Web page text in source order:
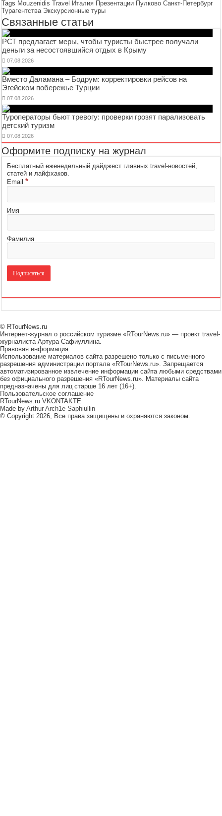
Tags Mouzenidis Travel Италия Презентации Пулково Санкт-Петербург
Турагентства Экскурсионные туры
Связанные статьи
РСТ предлагает меры, чтобы туристы быстрее получали
деньги за несостоявшийся отдых в Крыму
07.08.2026
Вместо Даламана – Бодрум: корректировки рейсов на
Эгейском побережье Турции
07.08.2026
Туроператоры бьют тревогу: проверки грозят парализовать
детский туризм
07.08.2026
Оформите подписку на журнал
Бесплатный еженедельный дайджест главных travel-новостей,
статей и лайфхаков.
Email*
Имя
Фамилия
© RTourNews.ru
Интернет-журнал о российском туризме «RTourNews.ru» — проект travel-
журналиста Артура Сафиуллина.
Правовая информация
Использование материалов сайта разрешено только с письменного
разрешения администрации портала «RTourNews.ru». Запрещается
автоматизированное извлечение информации сайта любыми средствами
без официального разрешения «RTourNews.ru». Материалы сайта
предназначены для лиц старше 16 лет (16+).
Пользовательское соглашение
RTourNews.ru VKONTAKTE
Made by Arthur Arch1e Saphiullin
© Copyright 2026, Все права защищены и охраняются законом.